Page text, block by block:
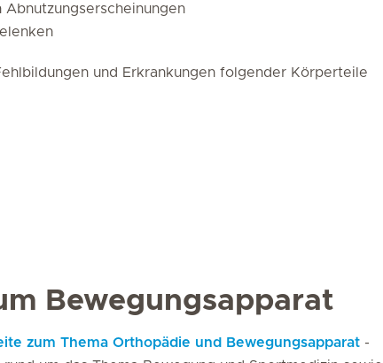
und Erkrankungen folgender Körperteile
Bewegungsapparat
zum Thema Orthopädie und Bewegungsapparat -